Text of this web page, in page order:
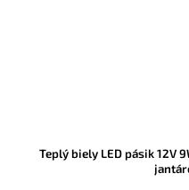
Teplý biely LED pásik 12V